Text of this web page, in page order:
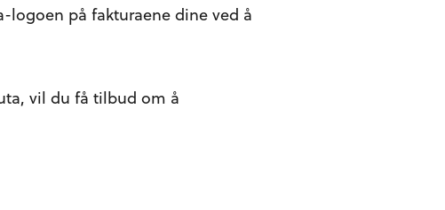
logoen på fakturaene dine ved å
vil du få tilbud om å